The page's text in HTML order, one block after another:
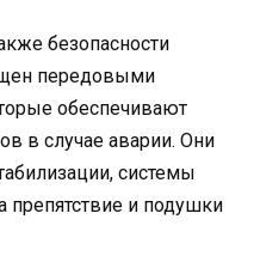
безопасности
передовыми
обеспечивают
в случае аварии. Они
системы
препятствие и подушки